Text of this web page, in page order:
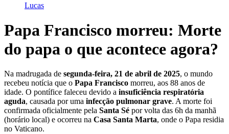
Lucas
Papa Francisco morreu: Morte
do papa o que acontece agora?
Na madrugada de segunda-feira, 21 de abril de 2025, o mundo
recebeu notícia que o Papa Francisco morreu, aos 88 anos de
idade. O pontífice faleceu devido a insuficiência respiratória
aguda, causada por uma infecção pulmonar grave. A morte foi
confirmada oficialmente pela Santa Sé por volta das 6h da manhã
(horário local) e ocorreu na Casa Santa Marta, onde o Papa residia
no Vaticano.